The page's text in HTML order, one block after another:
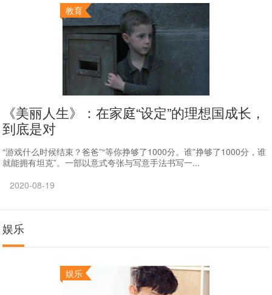
教育
《美丽人生》：在家庭“设定”的理想国成长，
到底是对
“游戏什么时候结束？爸爸”“等你挣够了1000分。谁”挣够了1000分，谁
就能拥有坦克”。一部以意式夸张与写意手法书写一...
2020-08-19
娱乐
娱乐